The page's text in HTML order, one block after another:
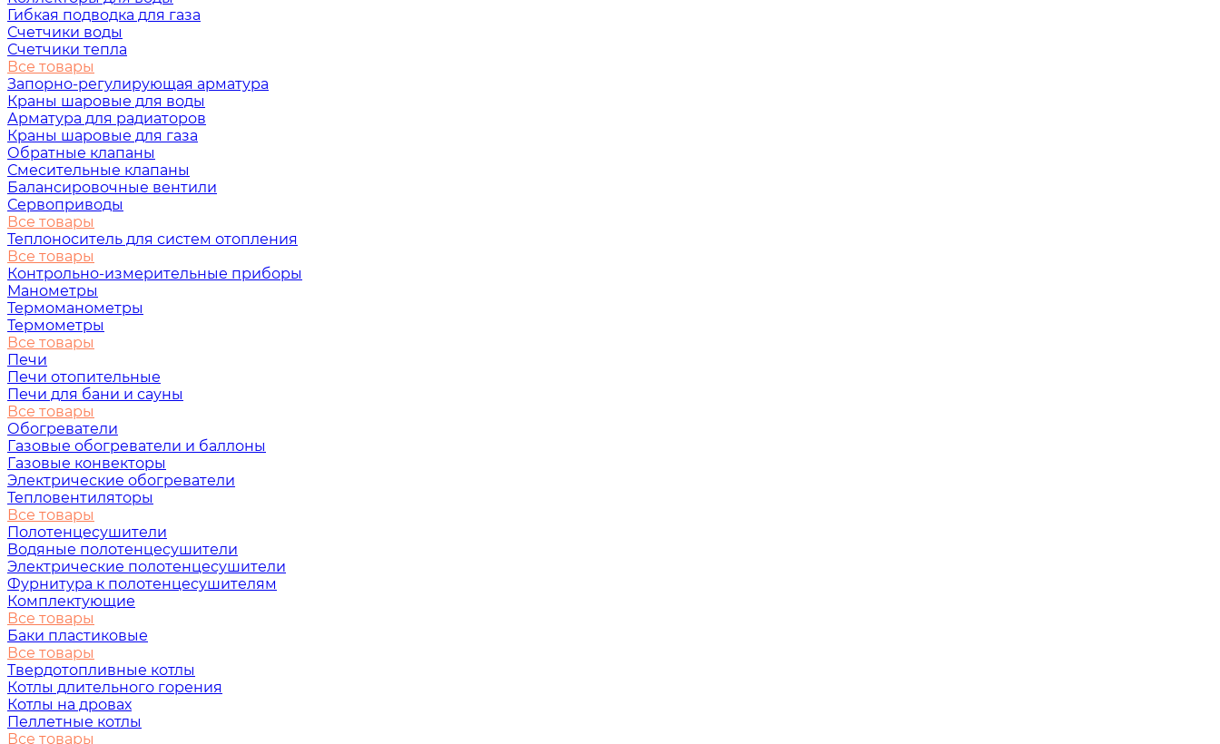
Гибкая подводка для газа
Счетчики воды
Счетчики тепла
Все товары
Запорно-регулирующая арматура
Краны шаровые для воды
Арматура для радиаторов
Краны шаровые для газа
Обратные клапаны
Смесительные клапаны
Балансировочные вентили
Сервоприводы
Все товары
Теплоноситель для систем отопления
Все товары
Контрольно-измерительные приборы
Манометры
Термоманометры
Термометры
Все товары
Печи
Печи отопительные
Печи для бани и сауны
Все товары
Обогреватели
Газовые обогреватели и баллоны
Газовые конвекторы
Электрические обогреватели
Тепловентиляторы
Все товары
Полотенцесушители
Водяные полотенцесушители
Электрические полотенцесушители
Фурнитура к полотенцесушителям
Комплектующие
Все товары
Баки пластиковые
Все товары
Твердотопливные котлы
Котлы длительного горения
Котлы на дровах
Пеллетные котлы
Все товары